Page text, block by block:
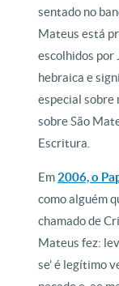
sentado no
Mateus está
escolhidos por
hebraica e
especial sobre
sobre São
Escritura.
Em 2006, o
como alguém
chamado de
Mateus fez:
se’ é legítimo